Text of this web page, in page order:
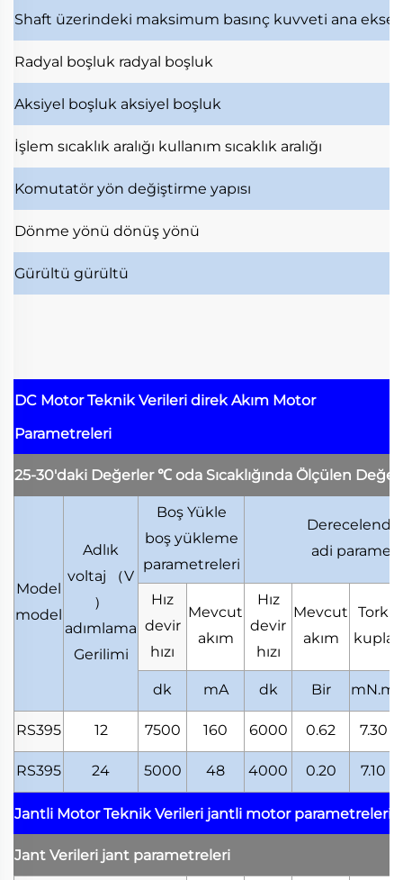
Shaft üzerindeki maksimum basınç kuvveti ana
Radyal boşluk radyal boşluk
Aksiyel boşluk aksiyel boşluk
İşlem sıcaklık aralığı kullanım sıcaklık aralığı
Komutatör yön değiştirme yapısı
Dönme yönü dönüş yönü
Gürültü gürültü
DC Motor Teknik Verileri direk Akım Motor
Parametreleri
25-30'daki Değerler ℃ oda Sıcaklığında Ölçülen
Model
model
Adlık
voltaj
（V
）
adımlama
Gerilimi
Boş Yükle
boş yükleme
parametreleri
adi
Hız
devir
hızı
Mevcut
akım
Hız
devir
hızı
Mevcut
akım
Tork
kupla
dk mA dk Bir mN.m
RS395 12 7500 160 6000 0.62 7.30
RS395 24 5000 48 4000 0.20 7.10
Jantli Motor Teknik Verileri jantli motor parametreleri
Jant Verileri jant parametreleri